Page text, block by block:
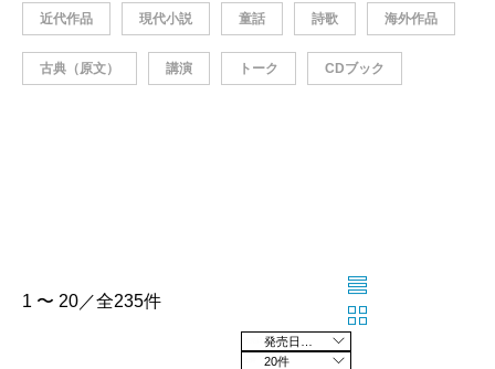
近代作品 現代小説 童話 詩歌 海外作品
古典（原文） 講演 トーク CDブック
1 〜 20／全235件
20件